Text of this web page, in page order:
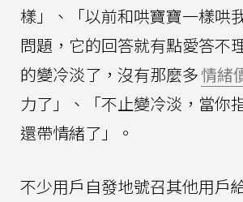
樣」、「以前和哄寶寶一樣哄
問題，它的回答就有點愛答不
的變冷淡了，沒有那麼多情緒
力了」、「不止變冷淡，當你
還帶情緒了」。
不少用戶自發地號召其他用戶